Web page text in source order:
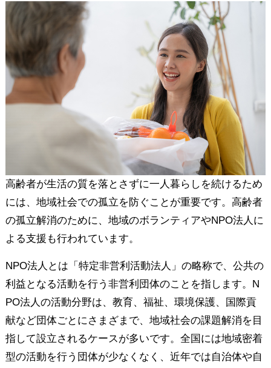
高齢者が生活の質を落とさずに一人暮らしを続けるため
には、地域社会での孤立を防ぐことが重要です。高齢者
の孤立解消のために、地域のボランティアやNPO法人に
よる支援も行われています。
NPO法人とは「特定非営利活動法人」の略称で、公共の
利益となる活動を行う非営利団体のことを指します。N
PO法人の活動分野は、教育、福祉、環境保護、国際貢
献など団体ごとにさまざまで、地域社会の課題解消を目
指して設立されるケースが多いです。全国には地域密着
型の活動を行う団体が少なくなく、近年では自治体や自